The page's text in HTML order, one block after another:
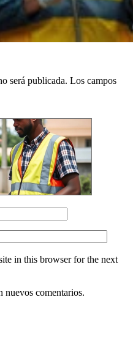
será publicada. Los campos
in this browser for the next
nuevos comentarios.